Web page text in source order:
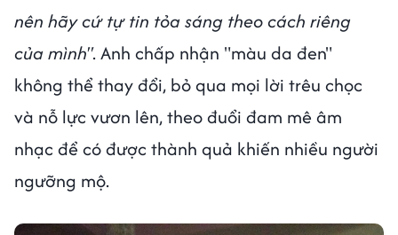
nên hãy cứ tự tin tỏa sáng theo cách riêng
của mình". Anh chấp nhận "màu da đen"
không thể thay đổi, bỏ qua mọi lời trêu chọc
và nỗ lực vươn lên, theo đuổi đam mê âm
nhạc để có được thành quả khiến nhiều người
ngưỡng mộ.